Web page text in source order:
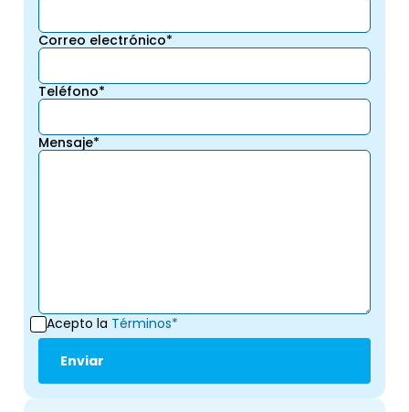
Correo electrónico*
Teléfono*
Mensaje*
Acepto la Términos*